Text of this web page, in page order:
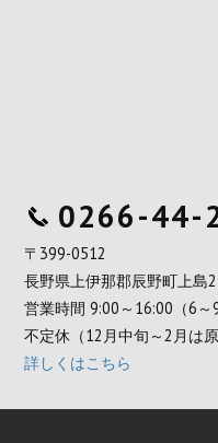
0266-44-
〒399-0512
長野県上伊那郡辰野町上島
営業時間 9:00～16:00（6～
不定休（12月中旬～2月は原
詳しくはこちら